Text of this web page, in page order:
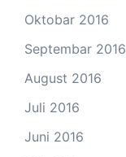
Oktobar 2016
Septembar 2016
August 2016
Juli 2016
Juni 2016